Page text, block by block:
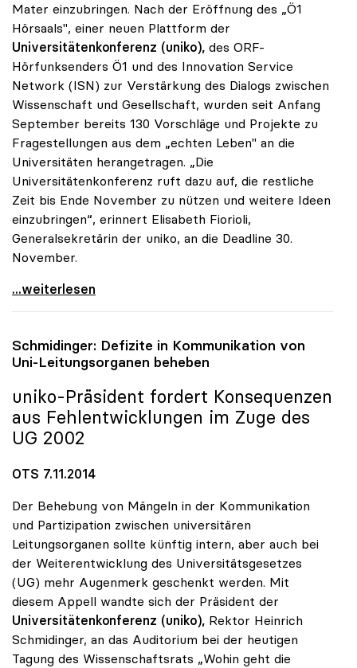
Mater einzubringen. Nach der Eröffnung des „Ö1
Hörsaals", einer neuen Plattform der
Universitätenkonferenz (uniko), des ORF-
Hörfunksenders Ö1 und des Innovation Service
Network (ISN) zur Verstärkung des Dialogs zwischen
Wissenschaft und Gesellschaft, wurden seit Anfang
September bereits 130 Vorschläge und Projekte zu
Fragestellungen aus dem „echten Leben" an die
Universitäten herangetragen. „Die
Universitätenkonferenz ruft dazu auf, die restliche
Zeit bis Ende November zu nützen und weitere Ideen
einzubringen“, erinnert Elisabeth Fiorioli,
Generalsekretärin der uniko, an die Deadline 30.
November.
Ö1-Hörsaal: Bisher 130 Ideen zum Dialog mit
...weiterlesen
Schmidinger: Defizite in Kommunikation von
Uni-Leitungsorganen beheben
uniko-Präsident fordert Konsequenzen
aus Fehlentwicklungen im Zuge des
UG 2002
OTS 7.11.2014
Der Behebung von Mängeln in der Kommunikation
und Partizipation zwischen universitären
Leitungsorganen sollte künftig intern, aber auch bei
der Weiterentwicklung des Universitätsgesetzes
(UG) mehr Augenmerk geschenkt werden. Mit
diesem Appell wandte sich der Präsident der
Universitätenkonferenz (uniko), Rektor Heinrich
Schmidinger, an das Auditorium bei der heutigen
Tagung des Wissenschaftsrats „Wohin geht die